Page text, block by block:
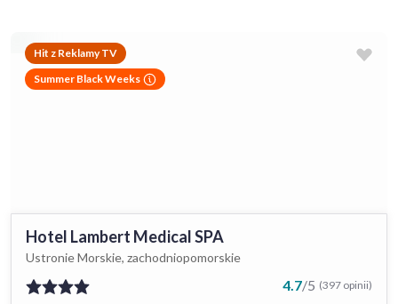
Hit z Reklamy TV
Summer Black Weeks
Hotel Lambert Medical SPA
Ustronie Morskie, zachodniopomorskie
4.7/5 (397 opinii)